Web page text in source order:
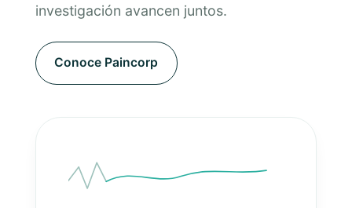
investigación avancen juntos.
Conoce Paincorp